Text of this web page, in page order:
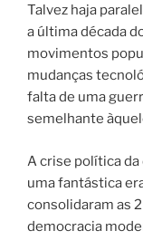
Talvez haja
a última década
movimentos
mudanças
falta de uma
semelhante
A crise política
uma fantástica
consolidaram as
democracia